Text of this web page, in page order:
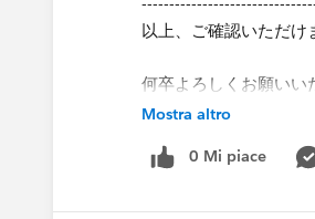
以上、ご確認いただけ
何卒よろしくお願いい
Mostra altro
0 Mi piace